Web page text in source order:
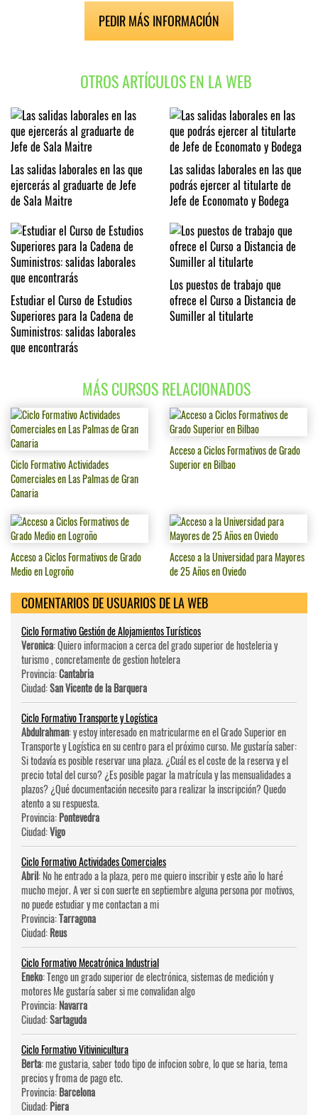
PEDIR MÁS INFORMACIÓN
OTROS ARTÍCULOS EN LA WEB
Las salidas laborales en las que
ejercerás al graduarte de Jefe
de Sala Maitre
Las salidas laborales en las que
podrás ejercer al titularte de
Jefe de Economato y Bodega
Estudiar el Curso de Estudios
Superiores para la Cadena de
Suministros: salidas laborales
que encontrarás
Los puestos de trabajo que
ofrece el Curso a Distancia de
Sumiller al titularte
MÁS CURSOS RELACIONADOS
Ciclo Formativo Actividades
Comerciales en Las Palmas de Gran
Canaria
Acceso a Ciclos Formativos de Grado
Superior en Bilbao
Acceso a Ciclos Formativos de Grado
Medio en Logroño
Acceso a la Universidad para Mayores
de 25 Años en Oviedo
COMENTARIOS DE USUARIOS DE LA WEB
Ciclo Formativo Gestión de Alojamientos Turísticos
Veronica: Quiero informacion a cerca del grado superior de hosteleri­a y
turismo , concretamente de gestion hotelera
Provincia:Cantabria
Ciudad:San Vicente de la Barquera
Ciclo Formativo Transporte y Logística
Abdulrahman: y estoy interesado en matricularme en el Grado Superior en
Transporte y Logística en su centro para el próximo curso. Me gustaría saber:
Si todavía es posible reservar una plaza. ¿Cuál es el coste de la reserva y el
precio total del curso? ¿Es posible pagar la matrícula y las mensualidades a
plazos? ¿Qué documentación necesito para realizar la inscripción? Quedo
atento a su respuesta.
Provincia:Pontevedra
Ciudad:Vigo
Ciclo Formativo Actividades Comerciales
Abril: No he entrado a la plaza, pero me quiero inscribir y este año lo haré
mucho mejor. A ver si con suerte en septiembre alguna persona por motivos,
no puede estudiar y me contactan a mi
Provincia:Tarragona
Ciudad:Reus
Ciclo Formativo Mecatrónica Industrial
Eneko: Tengo un grado superior de electrónica, sistemas de medición y
motores Me gustaría saber si me convalidan algo
Provincia:Navarra
Ciudad:Sartaguda
Ciclo Formativo Vitivinicultura
Berta: me gustaria, saber todo tipo de infocion sobre, lo que se haria, tema
precios y froma de pago etc.
Provincia:Barcelona
Ciudad:Piera